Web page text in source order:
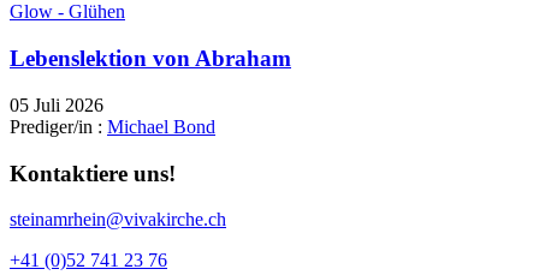
Glow - Glühen
Lebenslektion von Abraham
05 Juli 2026
Prediger/in : Michael Bond
Kontaktiere uns!
steinamrhein@vivakirche.ch
+41 (0)52 741 23 76